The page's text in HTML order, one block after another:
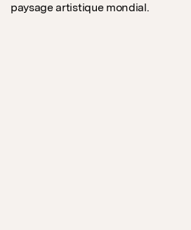
paysage artistique mondial.